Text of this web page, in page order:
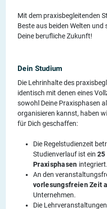
Mit dem praxisbegleitenden
Beste aus beiden Welten
Deine berufliche Zukunft!
Dein Studium
Die Lehrinhalte des
identisch mit denen eines
sowohl Deine Praxisphasen
organisieren kannst, haben
für Dich geschaffen:
Die Regelstudienzeit
Studienverlauf ist ein 25
Praxisphasen integriert.
An den
vorlesungsfreien Zeit
Unternehmen.
Die